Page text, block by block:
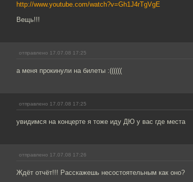
http://www.youtube.com/watch?v=Gh1J4rTgVgE
Вещь!!!
отправлено 17.07.08 17:25
а меня прокинули на билеты :((((((
отправлено 17.07.08 17:25
увидимся на концерте я тоже иду ДЮ у вас где места
отправлено 17.07.08 17:26
Ждёт отчёт!!! Расскажешь несостоятельным как оно?